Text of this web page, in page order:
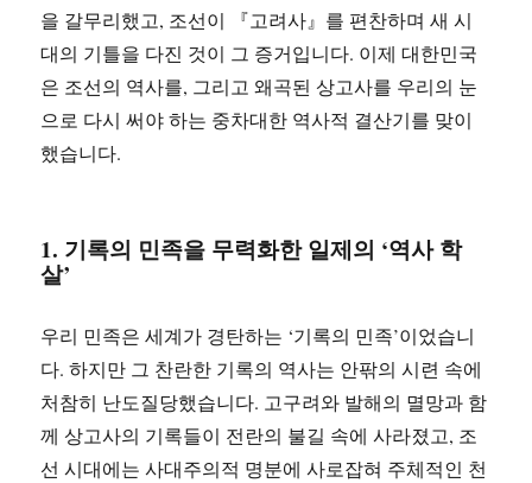
을 갈무리했고, 조선이 『고려사』를 편찬하며 새 시
대의 기틀을 다진 것이 그 증거입니다. 이제 대한민국
은 조선의 역사를, 그리고 왜곡된 상고사를 우리의 눈
으로 다시 써야 하는 중차대한 역사적 결산기를 맞이
했습니다.
1. 기록의 민족을 무력화한 일제의 ‘역사 학
살’
우리 민족은 세계가 경탄하는 ‘기록의 민족’이었습니
다. 하지만 그 찬란한 기록의 역사는 안팎의 시련 속에
처참히 난도질당했습니다. 고구려와 발해의 멸망과 함
께 상고사의 기록들이 전란의 불길 속에 사라졌고, 조
선 시대에는 사대주의적 명분에 사로잡혀 주체적인 천